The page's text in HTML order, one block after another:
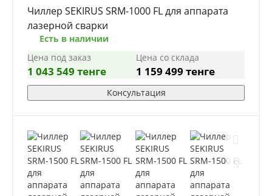
Чиллер SEKIRUS SRM-1000 FL для аппарата
лазерной сварки
Есть в наличии
Цена под заказ
1 043 549 тенге
Цена со склада
1 159 499 тенге
Консультация